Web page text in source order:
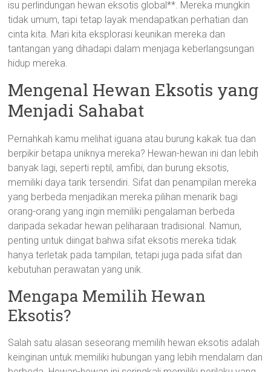
isu perlindungan hewan eksotis global**. Mereka mungkin
tidak umum, tapi tetap layak mendapatkan perhatian dan
cinta kita. Mari kita eksplorasi keunikan mereka dan
tantangan yang dihadapi dalam menjaga keberlangsungan
hidup mereka.
Mengenal Hewan Eksotis yang
Menjadi Sahabat
Pernahkah kamu melihat iguana atau burung kakak tua dan
berpikir betapa uniknya mereka? Hewan-hewan ini dan lebih
banyak lagi, seperti reptil, amfibi, dan burung eksotis,
memiliki daya tarik tersendiri. Sifat dan penampilan mereka
yang berbeda menjadikan mereka pilihan menarik bagi
orang-orang yang ingin memiliki pengalaman berbeda
daripada sekadar hewan peliharaan tradisional. Namun,
penting untuk diingat bahwa sifat eksotis mereka tidak
hanya terletak pada tampilan, tetapi juga pada sifat dan
kebutuhan perawatan yang unik.
Mengapa Memilih Hewan
Eksotis?
Salah satu alasan seseorang memilih hewan eksotis adalah
keinginan untuk memiliki hubungan yang lebih mendalam dan